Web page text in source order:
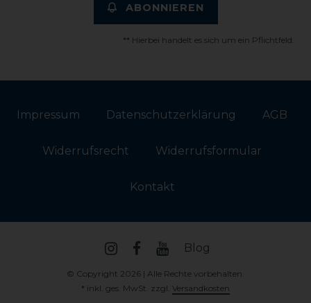
ABONNIEREN
** Hierbei handelt es sich um ein Pflichtfeld.
Impressum Daten­schutz­erklärung AGB
Widerrufs­recht Widerrufs­formular
Kontakt
Blog
© Copyright 2026 | Alle Rechte vorbehalten.
* inkl. ges. MwSt. zzgl. Versandkosten